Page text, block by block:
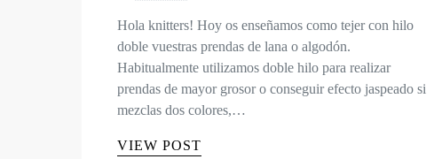
Hola knitters! Hoy os enseñamos como tejer con hilo
doble vuestras prendas de lana o algodón.
Habitualmente utilizamos doble hilo para realizar
prendas de mayor grosor o conseguir efecto jaspeado si
mezclas dos colores,…
VIEW POST